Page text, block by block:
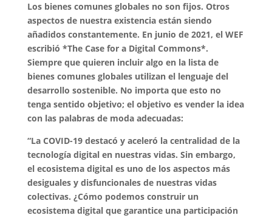
Los bienes comunes globales no son fijos. Otros
aspectos de nuestra existencia están siendo
añadidos constantemente. En junio de 2021, el WEF
escribió *The Case for a Digital Commons*.
Siempre que quieren incluir algo en la lista de
bienes comunes globales utilizan el lenguaje del
desarrollo sostenible. No importa que esto no
tenga sentido objetivo; el objetivo es vender la idea
con las palabras de moda adecuadas:
“La COVID-19 destacó y aceleró la centralidad de la
tecnología digital en nuestras vidas. Sin embargo,
el ecosistema digital es uno de los aspectos más
desiguales y disfuncionales de nuestras vidas
colectivas. ¿Cómo podemos construir un
ecosistema digital que garantice una participación